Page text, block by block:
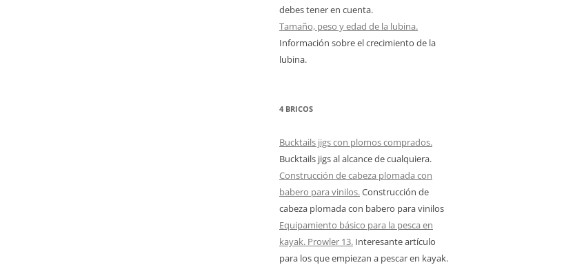
debes tener en cuenta.
Tamaño, peso y edad de la lubina.
Información sobre el crecimiento de la
lubina.
4 BRICOS
Bucktails jigs con plomos comprados.
Bucktails jigs al alcance de cualquiera.
Construcción de cabeza plomada con
babero para vinilos.Construcción de
cabeza plomada con babero para vinilos
Equipamiento básico para la pesca en
kayak. Prowler 13. Interesante artículo
para los que empiezan a pescar en kayak.